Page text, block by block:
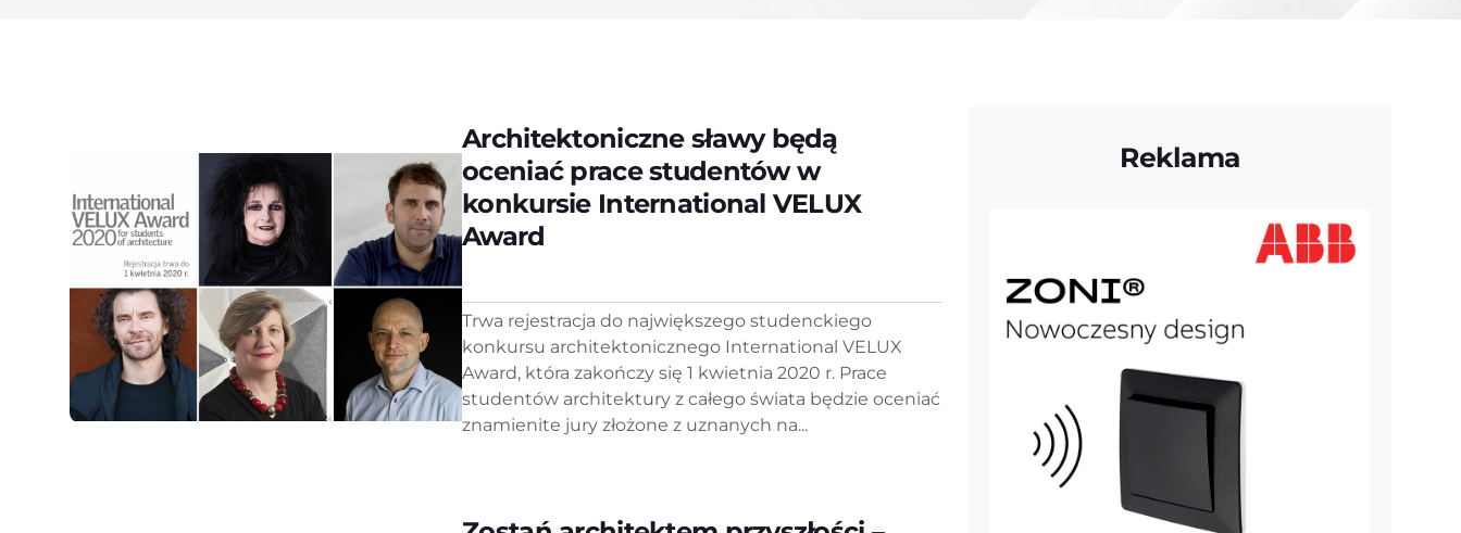
Architektoniczne sławy będą
oceniać prace studentów w
konkursie International VELUX
Award
Trwa rejestracja do największego studenckiego
konkursu architektonicznego International VELUX
Award, która zakończy się 1 kwietnia 2020 r. Prace
studentów architektury z całego świata będzie oceniać
znamienite jury złożone z uznanych na...
Reklama